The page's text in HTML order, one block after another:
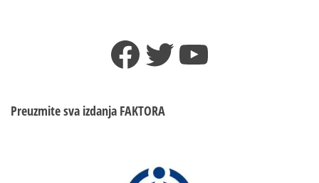
Facebook
TwitterYouTube
Preuzmite sva izdanja FAKTORA